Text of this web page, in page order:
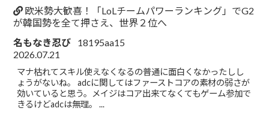
欧米勢大歓喜！「LoLチームパワーランキング」でG2
が韓国勢を全て押さえ、世界２位へ
名もなき忍び
18195aa15
2026.07.21
マナ枯れてスキル使えなくなるの普通に面白くなかったしし
ょうがないね。 adcに関してはファーストコアの素材の弱さが
効いていると思う。メイジはコア出来てなくてもゲーム参加で
きるけどadcは無理。 ...